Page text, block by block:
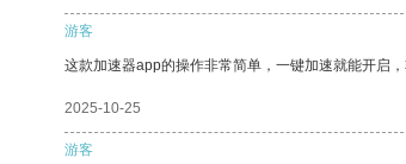
游客
这款加速器app的操作非常简单，一键加速就能开启，
2025-10-25
游客